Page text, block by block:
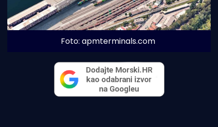
Foto: apmterminals.com